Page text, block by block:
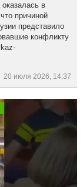
оказалась в
причиной
представило
конфликту
20 июля 2026, 14:37